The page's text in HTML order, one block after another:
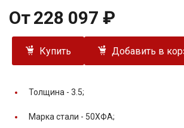
От228 097 ₽
Купить Добавить в
Толщина - 3.5;
Марка стали - 50ХФА;